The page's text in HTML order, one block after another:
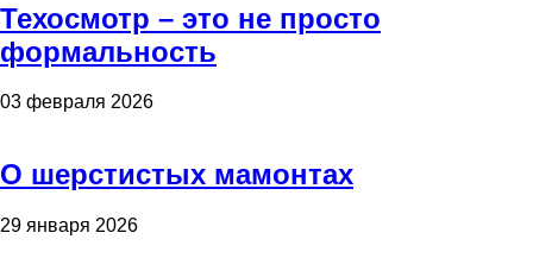
Техосмотр – это не просто
формальность
03 февраля 2026
О шерстистых мамонтах
29 января 2026